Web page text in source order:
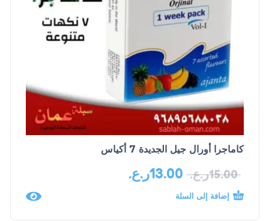
كاماجرا أورال جيل الجديدة 7 أكياس
15.00ر.ع. 13.00ر.ع.
إضافة إلى السلة